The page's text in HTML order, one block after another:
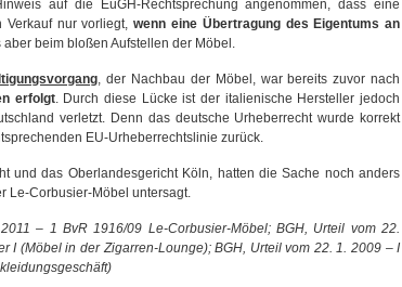
auf die EuGH-Rechtsprechung angenommen, dass eine
Verkauf nur vorliegt,wenn eine Übertragung des Eigentums an
aber beim bloßen Aufstellen der Möbel.
, der Nachbau der Möbel, war bereits zuvor nach
erfolgt. Durch diese Lücke ist der italienische Hersteller jedoch
verletzt. Denn das deutsche Urheberrecht wurde korrekt
EU-Urheberrechtslinie zurück.
und das Oberlandesgericht Köln, hatten die Sache noch anders
Le-Corbusier-Möbel untersagt.
– 1 BvR 1916/09 Le-Corbusier-Möbel; BGH, Urteil vom 22.
I (Möbel in der Zigarren-Lounge); BGH, Urteil vom 22. 1. 2009 – I